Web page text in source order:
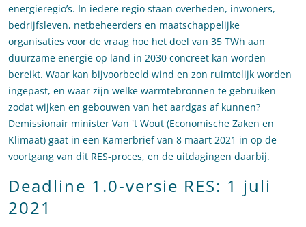
energieregio’s. In iedere regio staan overheden, inwoners,
bedrijfsleven, netbeheerders en maatschappelijke
organisaties voor de vraag hoe het doel van 35 TWh aan
duurzame energie op land in 2030 concreet kan worden
bereikt. Waar kan bijvoorbeeld wind en zon ruimtelijk worden
ingepast, en waar zijn welke warmtebronnen te gebruiken
zodat wijken en gebouwen van het aardgas af kunnen?
Demissionair minister Van 't Wout (Economische Zaken en
Klimaat) gaat in een Kamerbrief van 8 maart 2021 in op de
voortgang van dit RES-proces, en de uitdagingen daarbij.
Deadline 1.0-versie RES: 1 juli
2021